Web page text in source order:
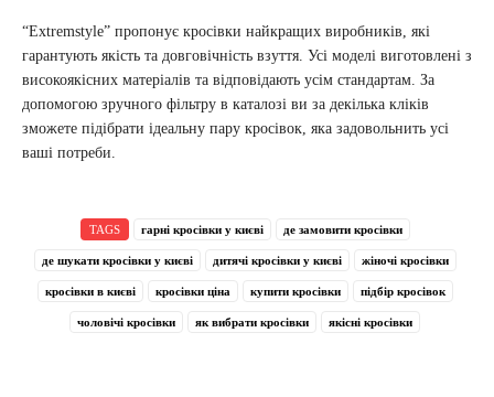
“Extremstyle” пропонує кросівки найкращих виробників, які
гарантують якість та довговічність взуття. Усі моделі виготовлені з
високоякісних матеріалів та відповідають усім стандартам. За
допомогою зручного фільтру в каталозі ви за декілька кліків
зможете підібрати ідеальну пару кросівок, яка задовольнить усі
ваші потреби.
TAGS гарні кросівки у києві де замовити кросівки
де шукати кросівки у києві дитячі кросівки у києві жіночі кросівки
кросівки в києві кросівки ціна купити кросівки підбір кросівок
чоловічі кросівки як вибрати кросівки якісні кросівки